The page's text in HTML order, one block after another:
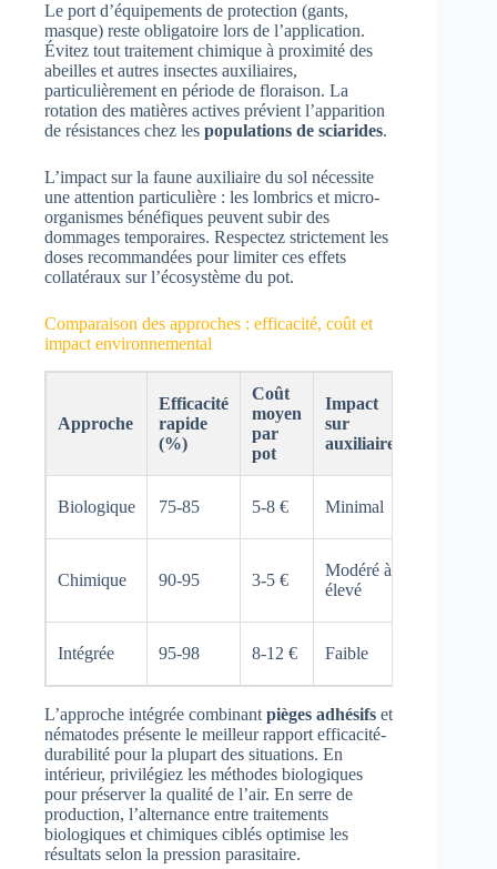
Le port d’équipements de protection (gants,
masque) reste obligatoire lors de l’application.
Évitez tout traitement chimique à proximité des
abeilles et autres insectes auxiliaires,
particulièrement en période de floraison. La
rotation des matières actives prévient l’apparition
de résistances chez les populations de sciarides.
L’impact sur la faune auxiliaire du sol nécessite
une attention particulière : les lombrics et micro-
organismes bénéfiques peuvent subir des
dommages temporaires. Respectez strictement les
doses recommandées pour limiter ces effets
collatéraux sur l’écosystème du pot.
Comparaison des approches : efficacité, coût et
impact environnemental
Approche
Efficacité
rapide
(%)
Coût
moyen
par
pot
Impact
sur
auxiliaires
Biologique 75-85 5-8 € Minimal
Chimique 90-95 3-5 €
Modéré à
élevé
Intégrée 95-98 8-12 € Faible
L’approche intégrée combinant pièges adhésifs et
nématodes présente le meilleur rapport efficacité-
durabilité pour la plupart des situations. En
intérieur, privilégiez les méthodes biologiques
pour préserver la qualité de l’air. En serre de
production, l’alternance entre traitements
biologiques et chimiques ciblés optimise les
résultats selon la pression parasitaire.